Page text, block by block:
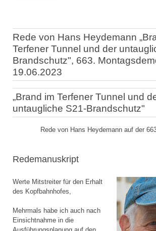
Rede von Hans Heydemann
Terfener Tunnel und der
Brandschutz", 663.
19.06.2023
„Brand im Terfener Tunnel und
untaugliche S21-Brandschutz"
Rede von Hans Heydemann auf der
Redemanuskript
Werte Mitstreiter für den Erhalt
des Kopfbahnhofes,
Mehrmals habe ich auch nach
Einsichtnahme in die